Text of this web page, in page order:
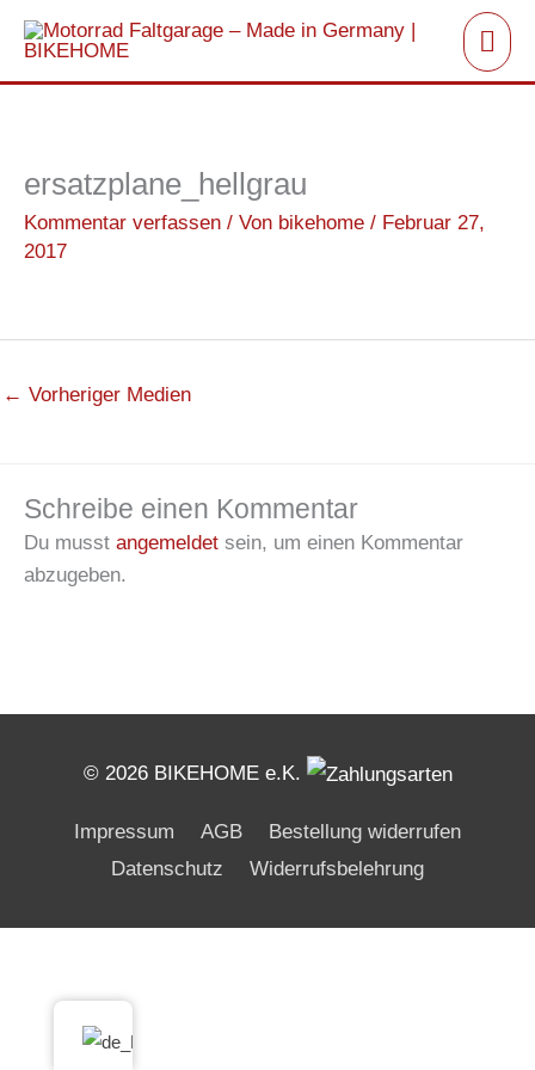
Zum
Inhalt
springen
ersatzplane_hellgrau
Kommentar verfassen / Von bikehome / Februar 27,
2017
← Vorheriger Medien
Schreibe einen Kommentar
Du musst angemeldet sein, um einen Kommentar
abzugeben.
© 2026 BIKEHOME e.K.
Impressum AGB
Bestellung widerrufen
Datenschutz
Widerrufsbelehrung